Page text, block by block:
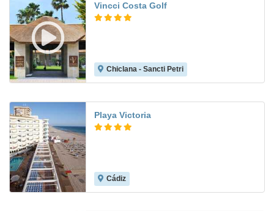
Vincci Costa Golf
Chiclana - Sancti Petri
Playa Victoria
Cádiz